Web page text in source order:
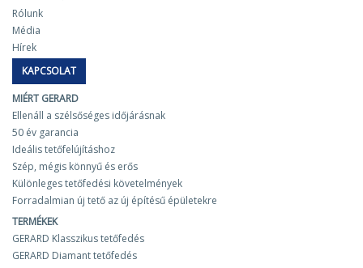
Rólunk
Média
Hírek
KAPCSOLAT
MIÉRT GERARD
Ellenáll a szélsőséges időjárásnak
50 év garancia
Ideális tetőfelújításhoz
Szép, mégis könnyű és erős
Különleges tetőfedési követelmények
Forradalmian új tető az új építésű épületekre
TERMÉKEK
GERARD Klasszikus tetőfedés
GERARD Diamant tetőfedés